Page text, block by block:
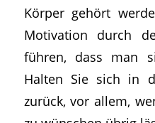
Körper gehört
Motivation durch
führen, dass man
Halten Sie sich in
zurück, vor allem,